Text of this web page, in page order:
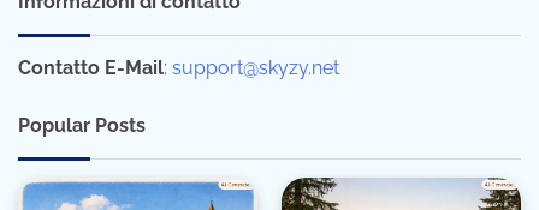
Contatto E-Mail: support@skyzy.net
Popular Posts